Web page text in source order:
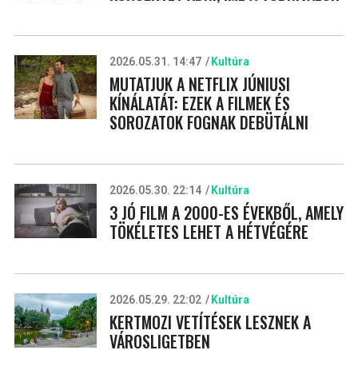
2026.05.31. 14:47 Kultúra
MUTATJUK A NETFLIX JÚNIUSI
KÍNÁLATÁT: EZEK A FILMEK ÉS
SOROZATOK FOGNAK DEBÜTÁLNI
2026.05.30. 22:14 Kultúra
3 JÓ FILM A 2000-ES ÉVEKBŐL, AMELY
TÖKÉLETES LEHET A HÉTVÉGÉRE
2026.05.29. 22:02 Kultúra
KERTMOZI VETÍTÉSEK LESZNEK A
VÁROSLIGETBEN